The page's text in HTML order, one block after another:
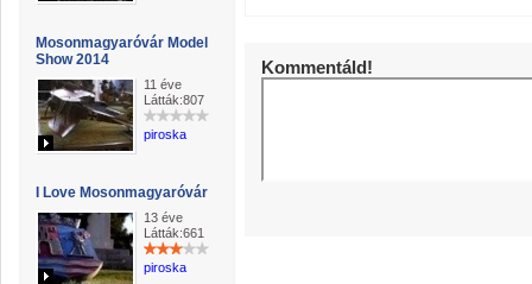
Mosonmagyaróvár Model
Show 2014
11 éve
Látták:807
piroska
I Love Mosonmagyaróvár
13 éve
Látták:661
piroska
Kommentáld!